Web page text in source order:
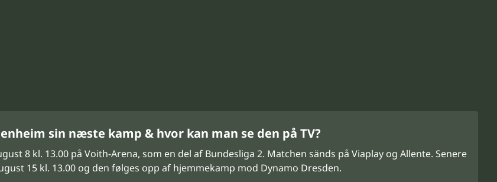
sin næste kamp & hvor kan man se den på TV?
8 kl. 13.00 på Voith-Arena, som en del af Bundesliga 2. Matchen sänds på Viaplay og Allente. Senere
15 kl. 13.00 og den følges opp af hjemmekamp mod Dynamo Dresden.